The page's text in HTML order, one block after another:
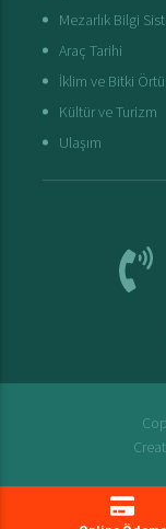
Mezarlık Bilgi
Araç Tarihi
İklim ve Bitki
Kültür ve Turizm
Ulaşım